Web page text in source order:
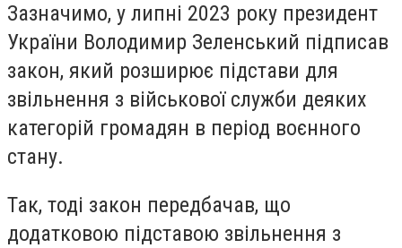
Зазначимо, у липні 2023 року президент
України Володимир Зеленський підписав
закон, який розширює підстави для
звільнення з військової служби деяких
категорій громадян в період воєнного
стану.
Так, тоді закон передбачав, що
додатковою підставою звільнення з